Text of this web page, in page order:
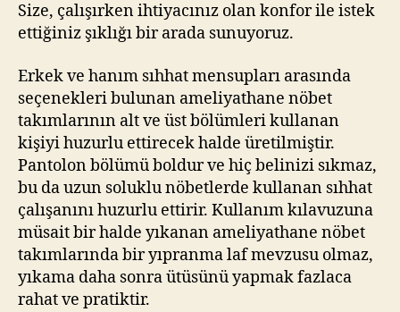
Size, çalışırken ihtiyacınız olan konfor ile istek
ettiğiniz şıklığı bir arada sunuyoruz.
Erkek ve hanım sıhhat mensupları arasında
seçenekleri bulunan ameliyathane nöbet
takımlarının alt ve üst bölümleri kullanan
kişiyi huzurlu ettirecek halde üretilmiştir.
Pantolon bölümü boldur ve hiç belinizi sıkmaz,
bu da uzun soluklu nöbetlerde kullanan sıhhat
çalışanını huzurlu ettirir. Kullanım kılavuzuna
müsait bir halde yıkanan ameliyathane nöbet
takımlarında bir yıpranma laf mevzusu olmaz,
yıkama daha sonra ütüsünü yapmak fazlaca
rahat ve pratiktir.